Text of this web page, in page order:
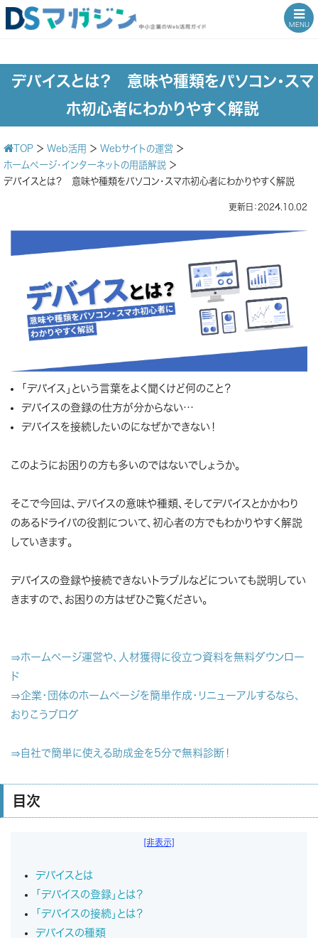
MENU
デバイスとは？ 意味や種類をパソコン・スマ
ホ初心者にわかりやすく解説
TOP ＞ Web活用 ＞ Webサイトの運営 ＞
ホームページ・インターネットの用語解説 ＞
デバイスとは？ 意味や種類をパソコン・スマホ初心者にわかりやすく解説
更新日：2024.10.02
「デバイス」という言葉をよく聞くけど何のこと？
デバイスの登録の仕方が分からない…
デバイスを接続したいのになぜかできない！
このようにお困りの方も多いのではないでしょうか。
そこで今回は、デバイスの意味や種類、そしてデバイスとかかわり
のあるドライバの役割について、初心者の方でもわかりやすく解説
していきます。
デバイスの登録や接続できないトラブルなどについても説明してい
きますので、お困りの方はぜひご覧ください。
⇒ホームページ運営や、人材獲得に役立つ資料を無料ダウンロー
ド
⇒企業・団体のホームページを簡単作成・リニューアルするなら、
おりこうブログ
⇒自社で簡単に使える助成金を5分で無料診断！
目次
[非表示]
デバイスとは
「デバイスの登録」とは？
「デバイスの接続」とは？
デバイスの種類